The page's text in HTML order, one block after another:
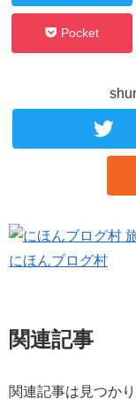
Pocket
にほんブログ村
関連記事
関連記事は見つか